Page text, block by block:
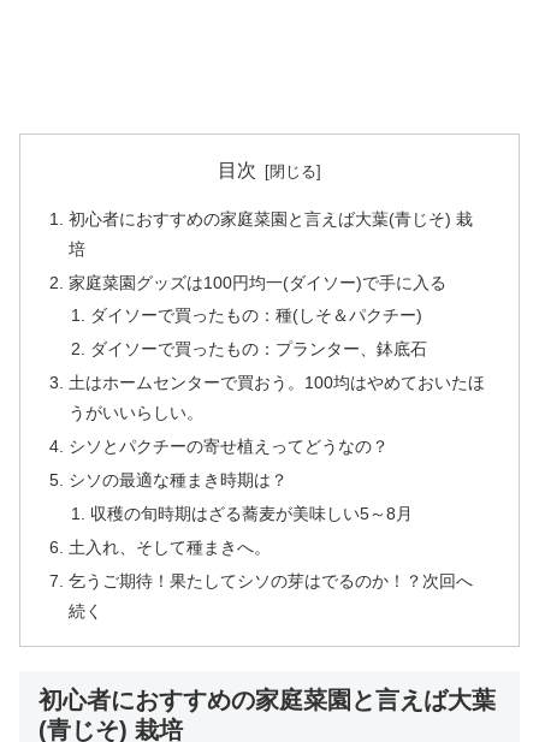
目次
初心者におすすめの家庭菜園と言えば大葉(青じそ) 栽
培
家庭菜園グッズは100円均一(ダイソー)で手に入る
ダイソーで買ったもの：種(しそ＆パクチー)
ダイソーで買ったもの：プランター、鉢底石
土はホームセンターで買おう。100均はやめておいたほ
うがいいらしい。
シソとパクチーの寄せ植えってどうなの？
シソの最適な種まき時期は？
収穫の旬時期はざる蕎麦が美味しい5～8月
土入れ、そして種まきへ。
乞うご期待！果たしてシソの芽はでるのか！？次回へ
続く
初心者におすすめの家庭菜園と言えば大葉
(青じそ) 栽培